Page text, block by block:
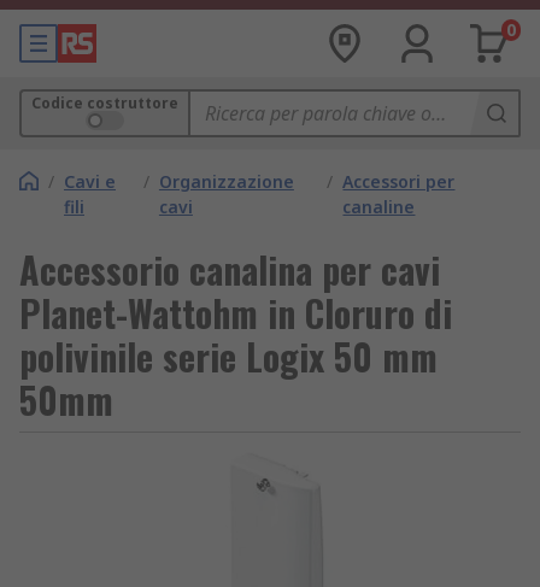
0
Codice costruttore
/ Cavi e
fili
/ Organizzazione
cavi
/ Accessori per
canaline
Accessorio canalina per cavi
Planet-Wattohm in Cloruro di
polivinile serie Logix 50 mm
50mm